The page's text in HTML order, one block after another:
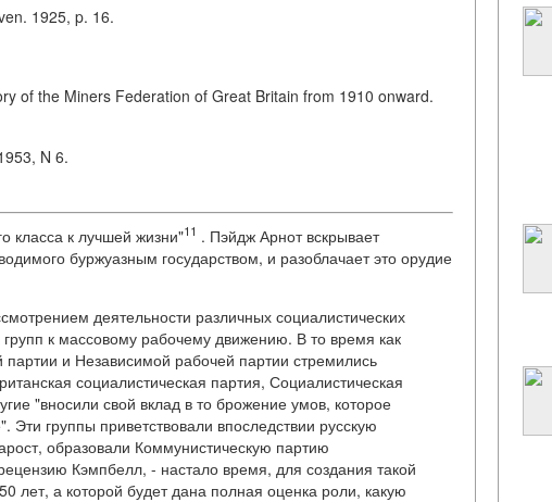
1925, p. 16.
of the Miners Federation of Great Britain from 1910 onward.
N 6.
класса к лучшей жизни"11 . Пэйдж Арнот вскрывает
буржуазным государством, и разоблачает это орудие
деятельности различных социалистических
к массовому рабочему движению. В то время как
и Независимой рабочей партии стремились
социалистическая партия, Социалистическая
"вносили свой вклад в то брожение умов, которое
группы приветствовали впоследствии русскую
образовали Коммунистическую партию
Кэмпбелл, - настало время, для создания такой
лет, а которой будет дана полная оценка роли, какую